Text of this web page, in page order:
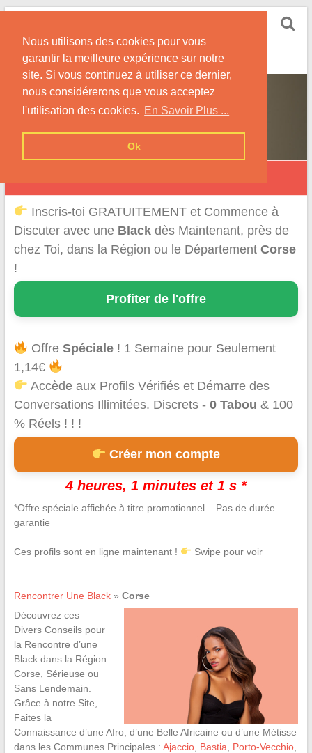
Nous utilisons des cookies pour vous
garantir la meilleure expérience sur notre
site. Si vous continuez à utiliser ce dernier,
nous considérerons que vous acceptez
l'utilisation des cookies. En Savoir Plus ...
Ok
Skip
content
Conseils pour Rencontrer une Jolie Célibataire à la
Peau Noire !
Inscris-toi GRATUITEMENT et Commence à
Discuter avec une Blackdès Maintenant, près de
chez Toi, dans la Région ou le Département Corse
!
Profiter de l'offre
OffreSpéciale ! 1 Semaine pour Seulement
1,14€
Accède aux Profils Vérifiés et Démarre des
Conversations Illimitées. Discrets - 0 Tabou & 100
% Réels ! ! !
Créer mon compte
4 heures, 1 minutes et 0 s *
*Offre spéciale affichée à titre promotionnel – Pas de durée
garantie
Ces profils sont en ligne maintenant ! Swipe pour voir
Rencontrer Une Black» Corse
Découvrez ces
Divers Conseils pour
la Rencontre d’une
Black dans la Région
Corse, Sérieuse ou
Sans Lendemain.
Grâce à notre Site,
Faites la
Connaissance d’une Afro, d’une Belle Africaine ou d’une Métisse
dans les Communes Principales : Ajaccio, Bastia Porto-Vecchio,